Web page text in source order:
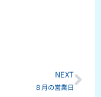
NEXT
８月の営業日